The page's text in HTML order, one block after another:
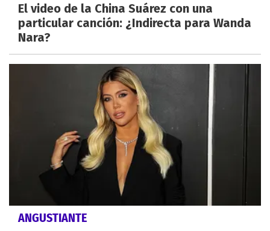
El video de la China Suárez con una
particular canción: ¿Indirecta para Wanda
Nara?
ANGUSTIANTE